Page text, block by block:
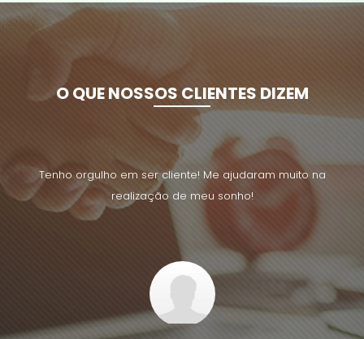
O QUE NOSSOS CLIENTES DIZEM
Tenho orgulho em ser cliente! Me ajudaram muito na
realização de meu sonho!